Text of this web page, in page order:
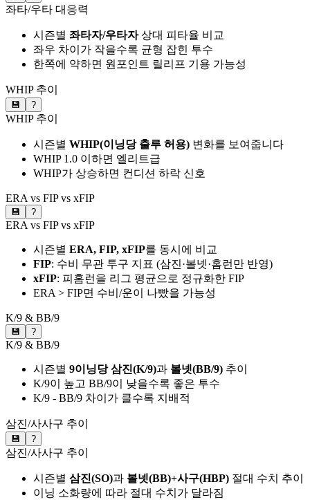
좌타/우타 대응력
시즌별 좌타자/우타자상대 피타율 비교
좌우 차이가 작을수록 균형 잡힌 투수
한쪽에 약하면 원포인트 릴리프 기용 가능성
WHIP 추이
💾 ?
WHIP 추이
시즌별 WHIP(이닝당 출루 허용) 변화를 보여줍니다
WHIP 1.0 이하면 엘리트급
WHIP가 상승하면 컨디션 하락 신호
ERA vs FIP vs xFIP
💾 ?
ERA vs FIP vs xFIP
시즌별 ERA, FIP, xFIP를 동시에 비교
FIP: 수비 무관 투구 지표 (삼진·볼넷·홈런만 반영)
xFIP: 피홈런을 리그 평균으로 정규화한 FIP
ERA > FIP면 수비/운이 나빴을 가능성
K/9 & BB/9
💾 ?
K/9 & BB/9
시즌별 9이닝당 삼진(K/9)과 볼넷(BB/9) 추이
K/9이 높고 BB/9이 낮을수록 좋은 투수
K/9 - BB/9 차이가 클수록 지배적
삼진/사사구 추이
💾 ?
삼진/사사구 추이
시즌별 삼진(SO)과 볼넷(BB)+사구(HBP) 절대 수치 추이
이닝 소화량에 따라 절대 수치가 달라짐